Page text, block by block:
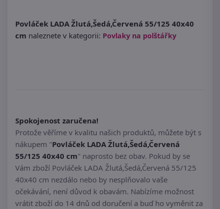
Povláček LADA Žlutá,Šedá,Červená 55/125 40x40
cm naleznete v kategorii: Povlaky na polštářky
Spokojenost zaručena!
Protože věříme v kvalitu našich produktů, můžete být s
nákupem "Povláček LADA Žlutá,Šedá,Červená
55/125 40x40 cm" naprosto bez obav. Pokud by se
Vám zboží Povláček LADA Žlutá,Šedá,Červená 55/125
40x40 cm nezdálo nebo by nesplňovalo vaše
očekávání, není důvod k obavám. Nabízíme možnost
vrátit zboží do 14 dnů od doručení a buď ho vyměnit za